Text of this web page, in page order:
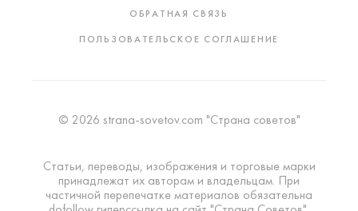
ОБРАТНАЯ СВЯЗЬ
ПОЛЬЗОВАТЕЛЬСКОЕ СОГЛАШЕНИЕ
© 2026 strana-sovetov.com "Страна советов"
Статьи, переводы, изображения и торговые марки
принадлежат их авторам и владельцам. При
частичной перепечатке материалов обязательна